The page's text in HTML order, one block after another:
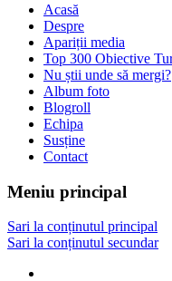
Acasă
Despre
Apariții media
Top 300 Obiective
Nu știi unde să mergi?
Album foto
Blogroll
Echipa
Susține
Contact
Meniu principal
Sari la conținutul principal
Sari la conținutul secundar